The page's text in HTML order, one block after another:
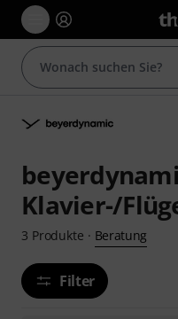
Klavier-/
3 Produkte · Beratung
Filter